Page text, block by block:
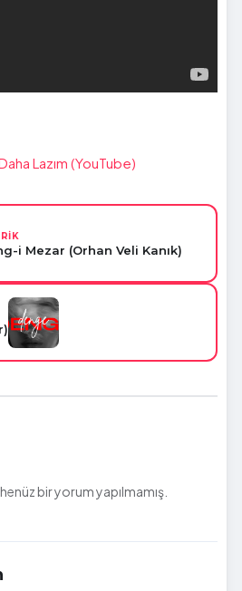
Lazım (YouTube)
i Mezar (Orhan Veli Kanık)
bir yorum yapılmamış.